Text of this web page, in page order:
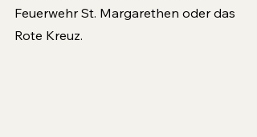
Feuerwehr St. Margarethen oder das
Rote Kreuz.